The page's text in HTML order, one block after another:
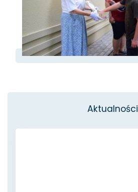
Aktualności